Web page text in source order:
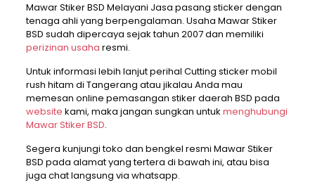
Mawar Stiker BSD Melayani Jasa pasang sticker dengan
tenaga ahli yang berpengalaman. Usaha Mawar Stiker
BSD sudah dipercaya sejak tahun 2007 dan memiliki
perizinan usaha resmi.
Untuk informasi lebih lanjut perihal Cutting sticker mobil
rush hitam di Tangerang atau jikalau Anda mau
memesan online pemasangan stiker daerah BSD pada
website kami, maka jangan sungkan untuk menghubungi
Mawar Stiker BSD.
Segera kunjungi toko dan bengkel resmi Mawar Stiker
BSD pada alamat yang tertera di bawah ini, atau bisa
juga chat langsung via whatsapp.